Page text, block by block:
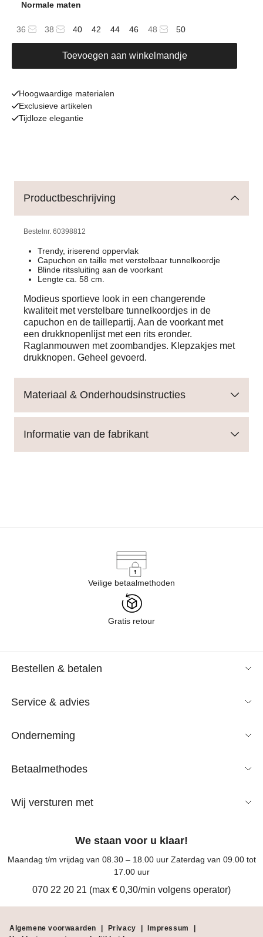
Normale maten
36 38 40 42 44 46 48 50
Toevoegen aan winkelmandje
Hoogwaardige materialen
Exclusieve artikelen
Tijdloze elegantie
Productbeschrijving
Bestelnr. 60398812
Trendy, iriserend oppervlak
Capuchon en taille met verstelbaar tunnelkoordje
Blinde ritssluiting aan de voorkant
Lengte ca. 58 cm.
Modieus sportieve look in een changerende
kwaliteit met verstelbare tunnelkoordjes in de
capuchon en de taillepartij. Aan de voorkant met
een drukknopenlijst met een rits eronder.
Raglanmouwen met zoombandjes. Klepzakjes met
drukknopen. Geheel gevoerd.
Materiaal & Onderhoudsinstructies
Informatie van de fabrikant
Veilige betaalmethoden
Gratis retour
Bestellen & betalen
Service & advies
Onderneming
Betaalmethodes
Wij versturen met
We staan voor u klaar!
Maandag t/m vrijdag van 08.30 – 18.00 uur Zaterdag van 09.00 tot
17.00 uur
070 22 20 21 (max € 0,30/min volgens operator)
Algemene voorwaarden | Privacy | Impressum
|